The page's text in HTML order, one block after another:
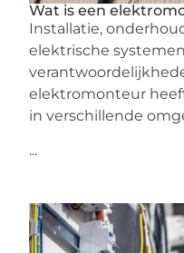
Wat is een
Installatie,
elektrische
elektromonteur
in verschillende
...